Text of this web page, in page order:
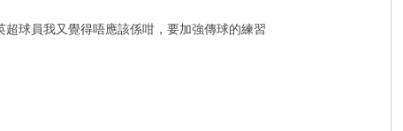
球員我又覺得唔應該係咁，要加強傳球的練習